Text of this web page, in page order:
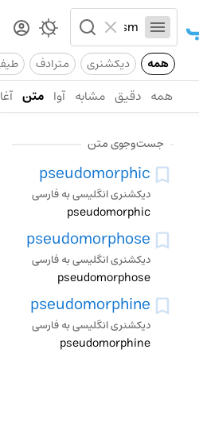
همه دیکشنری مترادف
همه دقیق مشابه آوا متن
جست‌وجوی متن
pseudomorphic
دیکشنری انگلیسی به فارسی
pseudomorphic
pseudomorphose
دیکشنری انگلیسی به فارسی
pseudomorphose
pseudomorphine
دیکشنری انگلیسی به فارسی
pseudomorphine